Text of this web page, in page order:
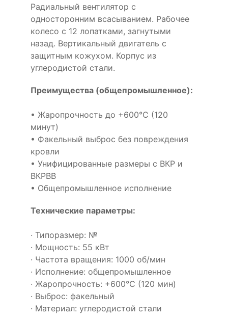
Радиальный вентилятор с
односторонним всасыванием. Рабочее
колесо с 12 лопатками, загнутыми
назад. Вертикальный двигатель с
защитным кожухом. Корпус из
углеродистой стали.
Преимущества (общепромышленное):
• Жаропрочность до +600°С (120
минут)
• Факельный выброс без повреждения
кровли
• Унифицированные размеры с ВКР и
ВКРВВ
• Общепромышленное исполнение
Технические параметры:
· Типоразмер: №
· Мощность: 55 кВт
· Частота вращения: 1000 об/мин
· Исполнение: общепромышленное
· Жаропрочность: +600°С (120 мин)
· Выброс: факельный
· Материал: углеродистой стали